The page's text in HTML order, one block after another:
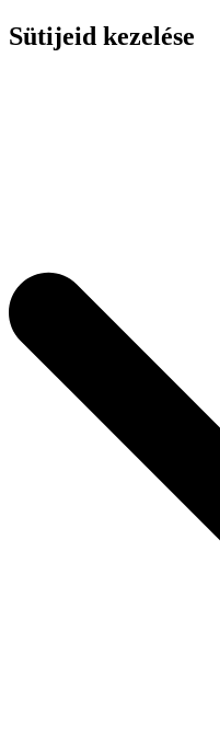
Sütijeid kezelése